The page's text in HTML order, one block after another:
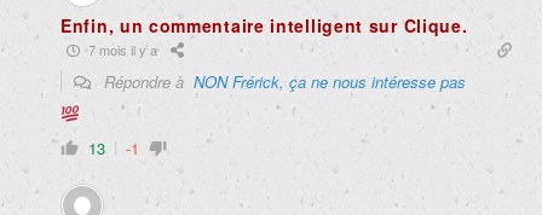
Enfin, un commentaire intelligent sur Clique.
7 mois il y a
Répondre à NON Frérick, ça ne nous intéresse pas
13 -1